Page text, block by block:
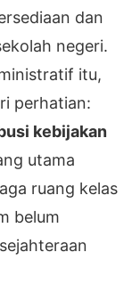
dan
negeri.
itu,
perhatian:
kebijakan
utama
ruang kelas
belum